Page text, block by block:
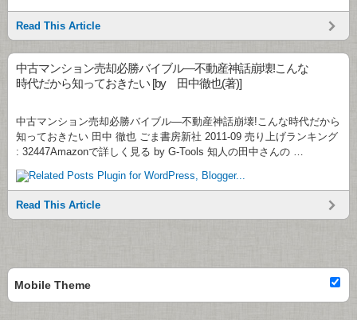
Read This Article
中古マンション売却必勝バイブル―不動産神話崩壊!こんな
時代だから知っておきたい [by 田中徹也(著)]
中古マンション売却必勝バイブル―不動産神話崩壊!こんな時代だから
知っておきたい 田中 徹也 ごま書房新社 2011-09 売り上げランキング
: 32447Amazonで詳しく見る by G-Tools 知人の田中さんの …
Read This Article
Mobile Theme